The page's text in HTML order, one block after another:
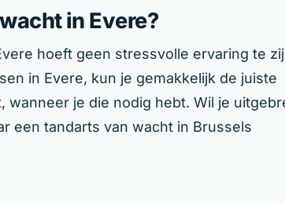
in Evere?
hoeft geen stressvolle ervaring te
in Evere, kun je gemakkelijk de juiste
je die nodig hebt. Wil je
een tandarts van wacht in Brussels